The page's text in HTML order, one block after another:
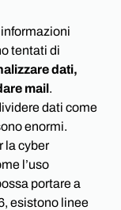
tentati di
dati,
mail.
dati come
enormi.
la cyber
l’uso
portare a
esistono linee